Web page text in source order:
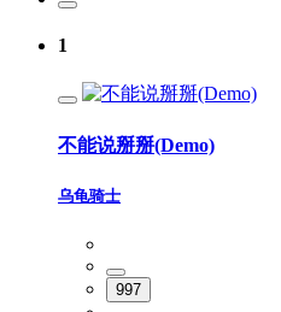
1
不能说掰掰(Demo)
乌龟骑士
997